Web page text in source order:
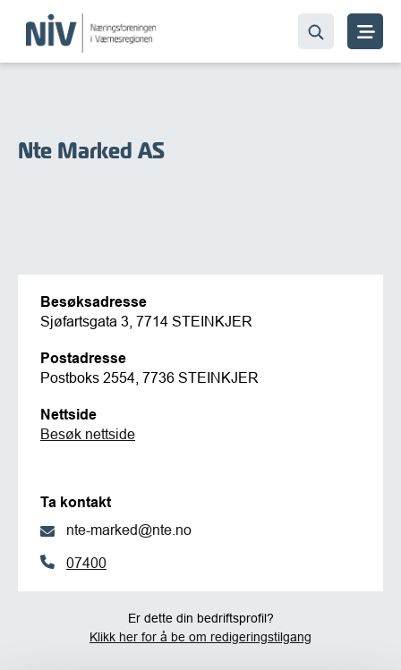
Nte Marked AS
Besøksadresse
Sjøfartsgata 3, 7714 STEINKJER
Postadresse
Postboks 2554, 7736 STEINKJER
Nettside
Besøk nettside
Ta kontakt
nte-marked@nte.no
07400
Er dette din bedriftsprofil?
Klikk her for å be om redigeringstilgang